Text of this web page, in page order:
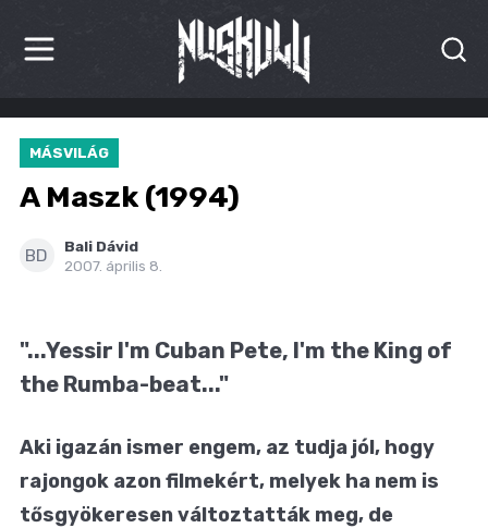
HÍREK
KRITIKÁK
INTERJÚK
KULT
BLOG
MÁSVILÁG
A Maszk (1994)
BD
Bali Dávid
2007. április 8.
"...Yessir I'm Cuban Pete, I'm the King of
the Rumba-beat..."
Aki igazán ismer engem, az tudja jól, hogy
rajongok azon filmekért, melyek ha nem is
tősgyökeresen változtatták meg, de